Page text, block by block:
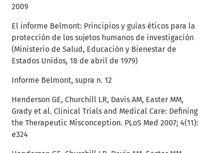
2009
El informe Belmont: Principios y guías éticos para la
protección de los sujetos humanos de investigación
(Ministerio de Salud, Educación y Bienestar de
Estados Unidos, 18 de abril de 1979)
Informe Belmont, supra n. 12
Henderson GE, Churchill LR, Davis AM, Easter MM,
Grady et al. Clinical Trials and Medical Care: Defining
the Therapeutic Misconception. PLoS Med 2007; 4(11):
e324